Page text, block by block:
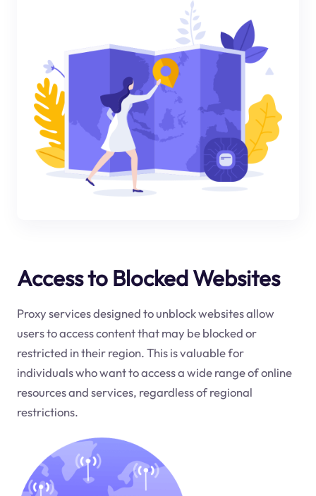
Access to Blocked Websites
Proxy services designed to unblock websites allow
users to access content that may be blocked or
restricted in their region. This is valuable for
individuals who want to access a wide range of online
resources and services, regardless of regional
restrictions.